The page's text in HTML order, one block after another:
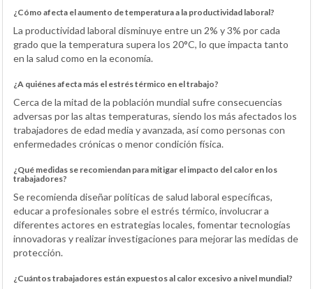
¿Cómo afecta el aumento de temperatura a la productividad laboral?
La productividad laboral disminuye entre un 2% y 3% por cada
grado que la temperatura supera los 20°C, lo que impacta tanto
en la salud como en la economía.
¿A quiénes afecta más el estrés térmico en el trabajo?
Cerca de la mitad de la población mundial sufre consecuencias
adversas por las altas temperaturas, siendo los más afectados los
trabajadores de edad media y avanzada, así como personas con
enfermedades crónicas o menor condición física.
¿Qué medidas se recomiendan para mitigar el impacto del calor en los
trabajadores?
Se recomienda diseñar políticas de salud laboral específicas,
educar a profesionales sobre el estrés térmico, involucrar a
diferentes actores en estrategias locales, fomentar tecnologías
innovadoras y realizar investigaciones para mejorar las medidas de
protección.
¿Cuántos trabajadores están expuestos al calor excesivo a nivel mundial?